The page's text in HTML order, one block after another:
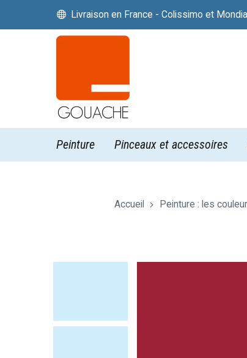

 Livraison en France - Colissimo et
Peinture Pinceaux et accessoires
Accueil Peinture : les